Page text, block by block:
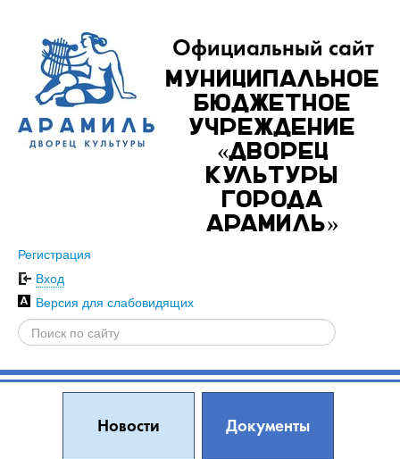
Официальный сайт
Муниципальное
бюджетное
учреждение
«Дворец
культуры
города
Арамиль»
Регистрация
Вход
Версия для слабовидящих
Новости Документы